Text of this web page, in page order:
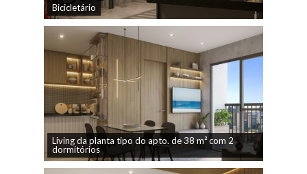
Bicicletário
Living da planta tipo do apto. de 38 m² com 2
dormitórios